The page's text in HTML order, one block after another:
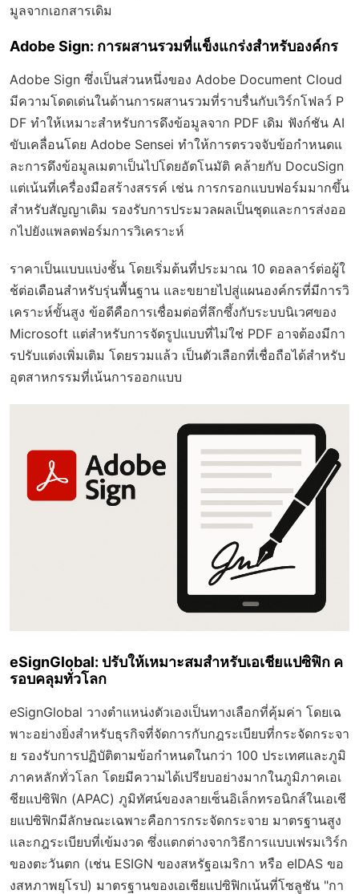
มูลจากเอกสารเดิม
Adobe Sign: การผสานรวมที่แข็งแกร่งสำหรับองค์กร
Adobe Sign ซึ่งเป็นส่วนหนึ่งของ Adobe Document Cloud
มีความโดดเด่นในด้านการผสานรวมที่ราบรื่นกับเวิร์กโฟลว์ P
DF ทำให้เหมาะสำหรับการดึงข้อมูลจาก PDF เดิม ฟังก์ชัน AI
ขับเคลื่อนโดย Adobe Sensei ทำให้การตรวจจับข้อกำหนดแ
ละการดึงข้อมูลเมตาเป็นไปโดยอัตโนมัติ คล้ายกับ DocuSign
แต่เน้นที่เครื่องมือสร้างสรรค์ เช่น การกรอกแบบฟอร์มมากขึ้น
สำหรับสัญญาเดิม รองรับการประมวลผลเป็นชุดและการส่งออ
กไปยังแพลตฟอร์มการวิเคราะห์
ราคาเป็นแบบแบ่งชั้น โดยเริ่มต้นที่ประมาณ 10 ดอลลาร์ต่อผู้ใ
ช้ต่อเดือนสำหรับรุ่นพื้นฐาน และขยายไปสู่แผนองค์กรที่มีการวิ
เคราะห์ขั้นสูง ข้อดีคือการเชื่อมต่อที่ลึกซึ้งกับระบบนิเวศของ
Microsoft แต่สำหรับการจัดรูปแบบที่ไม่ใช่ PDF อาจต้องมีกา
รปรับแต่งเพิ่มเติม โดยรวมแล้ว เป็นตัวเลือกที่เชื่อถือได้สำหรับ
อุตสาหกรรมที่เน้นการออกแบบ
eSignGlobal: ปรับให้เหมาะสมสำหรับเอเชียแปซิฟิก ค
รอบคลุมทั่วโลก
eSignGlobal วางตำแหน่งตัวเองเป็นทางเลือกที่คุ้มค่า โดยเฉ
พาะอย่างยิ่งสำหรับธุรกิจที่จัดการกับกฎระเบียบที่กระจัดกระจา
ย รองรับการปฏิบัติตามข้อกำหนดในกว่า 100 ประเทศและภูมิ
ภาคหลักทั่วโลก โดยมีความได้เปรียบอย่างมากในภูมิภาคเอเ
ชียแปซิฟิก (APAC) ภูมิทัศน์ของลายเซ็นอิเล็กทรอนิกส์ในเอเชี
ยแปซิฟิกมีลักษณะเฉพาะคือการกระจัดกระจาย มาตรฐานสูง
และกฎระเบียบที่เข้มงวด ซึ่งแตกต่างจากวิธีการแบบเฟรมเวิร์ก
ของตะวันตก (เช่น ESIGN ของสหรัฐอเมริกา หรือ eIDAS ขอ
งสหภาพยุโรป) มาตรฐานของเอเชียแปซิฟิกเน้นที่โซลูชัน "กา